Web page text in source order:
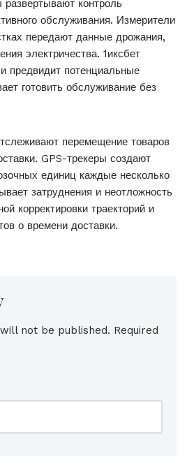
контроль
обслуживания. Измерители
передают данные дрожания,
электричества. 1иксбет
предвидит потенциальные
готовить обслуживание без
перемещение товаров
GPS-трекеры создают
единиц каждые несколько
затруднения и неотложность
корректировки траекторий и
о времени доставки.
not be published. Required